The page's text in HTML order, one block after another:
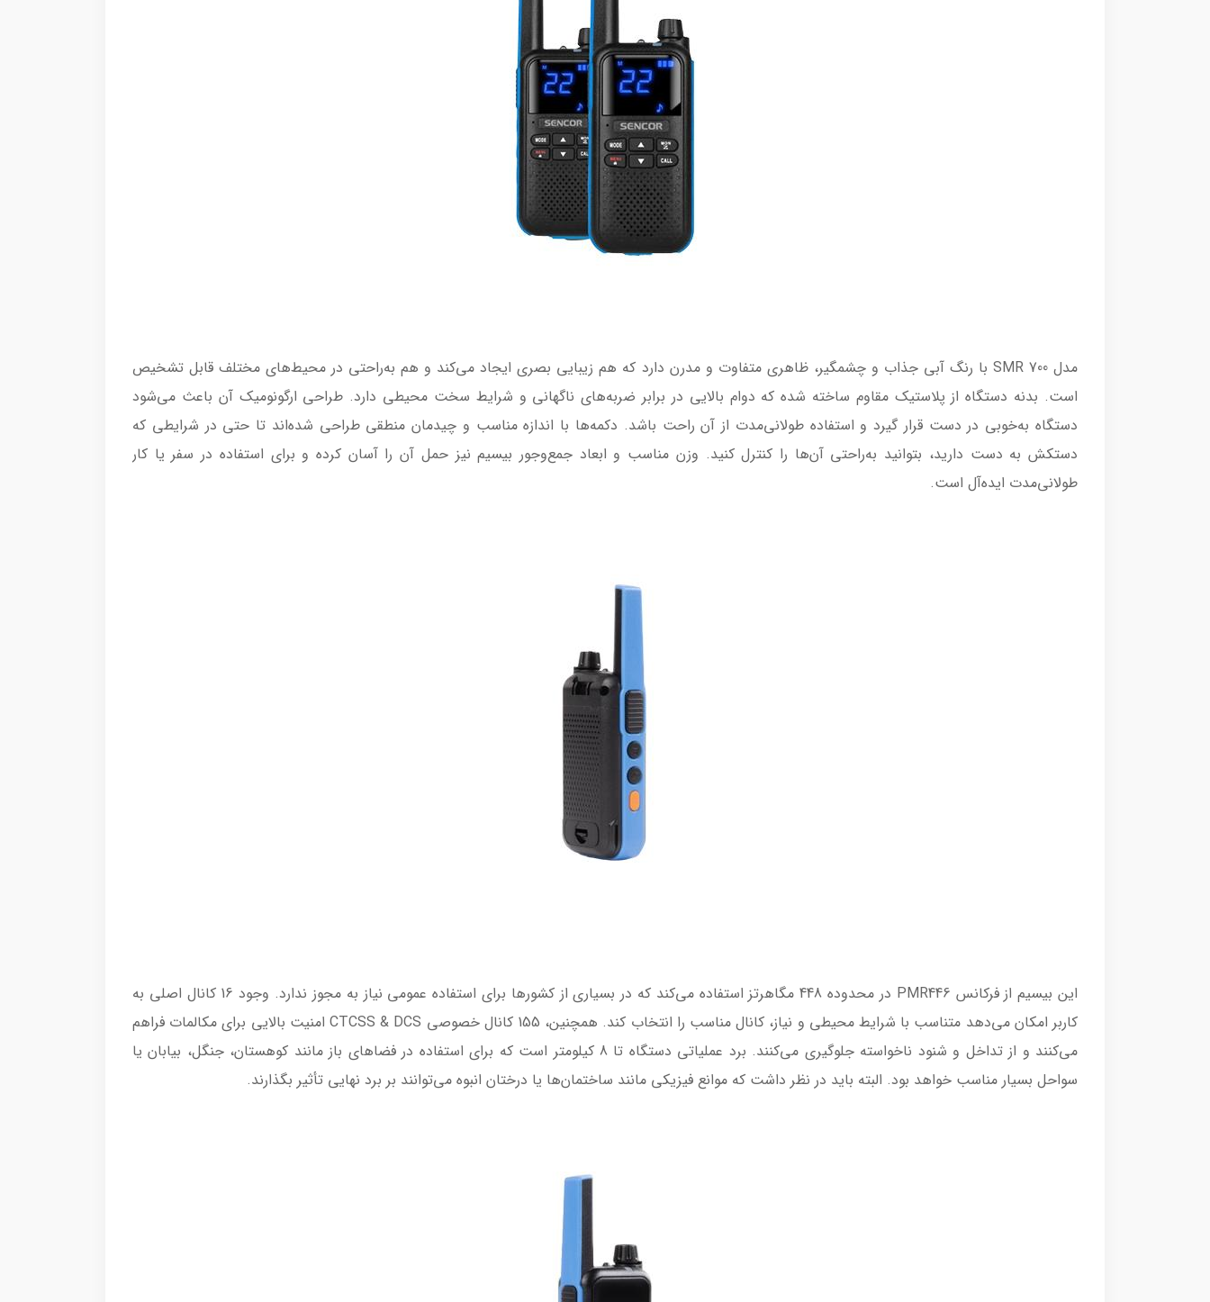
مدل SMR 700 با رنگ آبی جذاب و چشمگیر، ظاهری متفاوت و مدرن دارد که هم زیبایی بصری ایجاد می‌کند و هم به‌راحتی در محیط‌های مختلف قابل تشخیص
است. بدنه دستگاه از پلاستیک مقاوم ساخته شده که دوام بالایی در برابر ضربه‌های ناگهانی و شرایط سخت محیطی دارد. طراحی ارگونومیک آن باعث می‌شود
دستگاه به‌خوبی در دست قرار گیرد و استفاده طولانی‌مدت از آن راحت باشد. دکمه‌ها با اندازه مناسب و چیدمان منطقی طراحی شده‌اند تا حتی در شرایطی که
دستکش به دست دارید، بتوانید به‌راحتی آن‌ها را کنترل کنید. وزن مناسب و ابعاد جمع‌وجور بیسیم نیز حمل آن را آسان کرده و برای استفاده در سفر یا کار
طولانی‌مدت ایده‌آل است.
این بیسیم از فرکانس PMR446 در محدوده 448 مگاهرتز استفاده می‌کند که در بسیاری از کشورها برای استفاده عمومی نیاز به مجوز ندارد. وجود 16 کانال اصلی به
کاربر امکان می‌دهد متناسب با شرایط محیطی و نیاز، کانال مناسب را انتخاب کند. همچنین، 155 کانال خصوصی CTCSS & DCS امنیت بالایی برای مکالمات فراهم
می‌کنند و از تداخل و شنود ناخواسته جلوگیری می‌کنند. برد عملیاتی دستگاه تا 8 کیلومتر است که برای استفاده در فضاهای باز مانند کوهستان، جنگل، بیابان یا
سواحل بسیار مناسب خواهد بود. البته باید در نظر داشت که موانع فیزیکی مانند ساختمان‌ها یا درختان انبوه می‌توانند بر برد نهایی تأثیر بگذارند.